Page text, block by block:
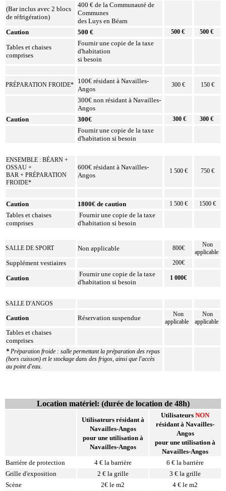
(Bar inclus avec 2 blocs
de réfrigération)
400 € de la Communauté de
Communes
des Luys en Béarn
Caution
500 € 500 € 500 €
Tables et chaises
comprises
Fournir une copie de la taxe
d'habitation
si besoin
PRÉPARATION FROIDE*
100€ résidant à Navailles-
Angos
300 € 150 €
300€ non résidant à Navailles-
Angos
Caution
300€ 300 € 300 €
Fournir une copie de la taxe
d'habitation si besoin
ENSEMBLE : BÉARN +
OSSAU +
BAR + PRÉPARATION
FROIDE*
600€ résidant à Navailles-
Angos
1 500 € 750 €
Caution 1800€ de caution 1 500 € 1500 €
Tables et chaises
comprises
Fournir une copie de la taxe
d'habitation si besoin
SALLE DE SPORT Non applicable 800€
Non
applicable
Supplément vestiaires 200€
Caution
Fournir une copie de la taxe
d'habitation si besoin
1 000€
SALLE D'ANGOS
Caution Réservation suspendue
Non
applicable
Non
applicable
Tables et chaises
comprises
* Préparation froide : salle permettant la préparation des repas
(hors cuisson) et le stockage dans des frigos, ainsi que l'accès
au point d'eau.
Location matériel: (durée de location de 48h)
Utilisateurs résidant à
Navailles-Angos
pour une utilisation à
Navailles-Angos
Utilisateurs NON
résidant à Navailles-
Angos
pour une utilisation à
Navailles-Angos
Barrière de protection
4 € la barrière
6 € la barrière
Grille d'exposition
2 € la grille
3 € la grille
Scène
2€ le m2
4 € le m2